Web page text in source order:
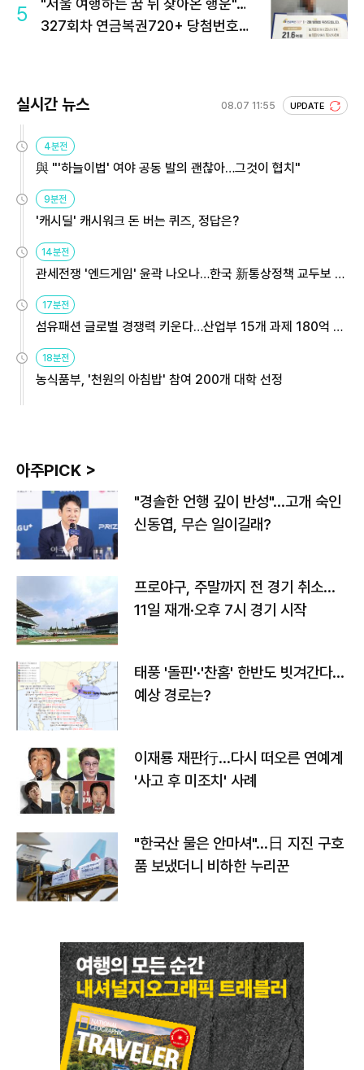
5
327회차 연금복권720+ 당첨번호조
실시간 뉴스 08.07 11:55 UPDATE
4분전
與 "'하늘이법' 여야 공동 발의 괜찮아…그것이 협치"
9분전
'캐시딜' 캐시워크 돈 버는 퀴즈, 정답은?
14분전
관세전쟁 '엔드게임' 윤곽 나오나…한국 新통상정책 교두보 활
17분전
섬유패션 글로벌 경쟁력 키운다…산업부 15개 과제 180억 지
18분전
농식품부, '천원의 아침밥' 참여 200개 대학 선정
아주PICK >
"경솔한 언행 깊이 반성"…고개 숙인
신동엽, 무슨 일이길래?
프로야구, 주말까지 전 경기 취소…
11일 재개·오후 7시 경기 시작
태풍 '돌핀'·'찬홈' 한반도 빗겨간다…
예상 경로는?
이재룡 재판行…다시 떠오른 연예계
'사고 후 미조치' 사례
"한국산 물은 안마셔"…日 지진 구호
품 보냈더니 비하한 누리꾼